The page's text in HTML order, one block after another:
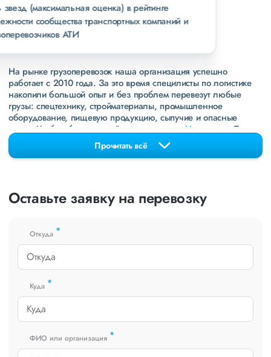
пять звезд (максимальная оценка) в рейтинге
надежности сообщества транспортных компаний и
грузоперевозчиков АТИ
На рынке грузоперевозок наша организация успешно
работает с 2010 года. За это время специлисты по логистике
накопили большой опыт и без проблем перевезут любые
грузы: спецтехнику, стройматериалы, промышленное
оборудование, пищевую продукцию, сыпучие и опасные
грузы. Чтобы убедиться зайдите в раздел
«Наш опыт»
. Там
свежие примеры перевозок, которые обновляются несколько
раз в неделю. Также недавно мы запустили новые
направления вДНРиЛНР. Предоставляем все стандартные
экспедирование. За каждым клиентом закреплен менеджер,
который сообщит о текущем статусе вашего груза. Чтобы
сайте или звоните по номеру
РФ).
Прочитать всё
Оставьте заявку на перевозку
Откуда *
Куда *
ФИО или организация *